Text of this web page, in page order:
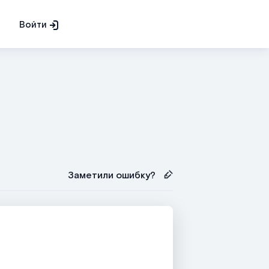
Войти
Заметили ошибку?